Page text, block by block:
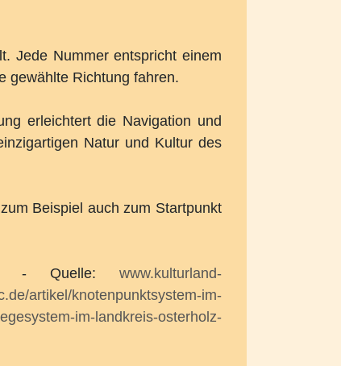
Jede Nummer entspricht einem
gewählte Richtung fahren.
erleichtert die Navigation und
Natur und Kultur des
Beispiel auch zum Startpunkt
- Quelle:www.kulturland-
artikel/knotenpunktsystem-im-
im-landkreis-osterholz-